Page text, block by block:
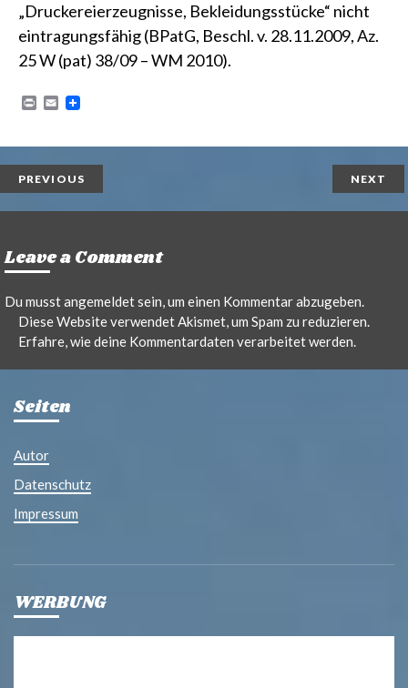
„Druckereierzeugnisse, Bekleidungsstücke“ nicht
eintragungsfähig (BPatG, Beschl. v. 28.11.2009, Az.
25 W (pat) 38/09 – WM 2010).
P
n
t
E
i
l
PREVIOUS NEXT
Leave a Comment
Du musstangemeldetsein, um einen Kommentar abzugeben.
Diese Website verwendet Akismet, um Spam zu reduzieren.
Erfahre, wie deine Kommentardaten verarbeitet werden.
Seiten
Autor
Datenschutz
Impressum
WERBUNG